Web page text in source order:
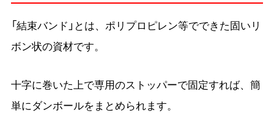
「結束バンド」とは、ポリプロピレン等でできた固いリ
ボン状の資材です。
十字に巻いた上で専用のストッパーで固定すれば、簡
単にダンボールをまとめられます。